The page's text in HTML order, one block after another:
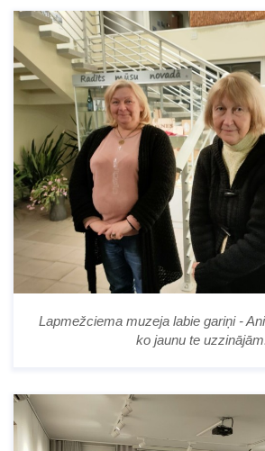
Lapmežciema muzeja labie gariņi -
ko jaunu te